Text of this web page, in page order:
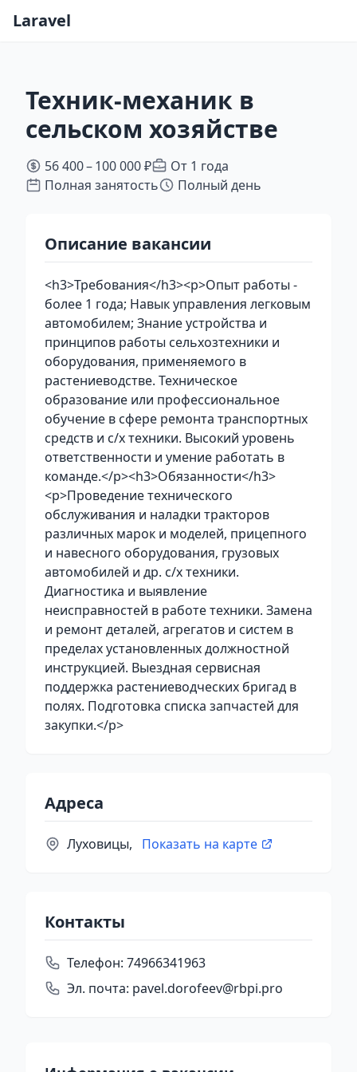
Laravel
Техник-механик в
сельском хозяйстве
56 400 – 100 000 ₽
От 1 года
Полная занятость
Полный день
Описание вакансии
<h3>Требования</h3><p>Опыт работы -
более 1 года; Навык управления легковым
автомобилем; Знание устройства и
принципов работы сельхозтехники и
оборудования, применяемого в
растениеводстве. Техническое
образование или профессиональное
обучение в сфере ремонта транспортных
средств и с/х техники. Высокий уровень
ответственности и умение работать в
команде.</p><h3>Обязанности</h3>
<p>Проведение технического
обслуживания и наладки тракторов
различных марок и моделей, прицепного
и навесного оборудования, грузовых
автомобилей и др. с/х техники.
Диагностика и выявление
неисправностей в работе техники. Замена
и ремонт деталей, агрегатов и систем в
пределах установленных должностной
инструкцией. Выездная сервисная
поддержка растениеводческих бригад в
полях. Подготовка списка запчастей для
закупки.</p>
Адреса
Луховицы, Показать на карте
Контакты
Телефон: 74966341963
Эл. почта: pavel.dorofeev@rbpi.pro